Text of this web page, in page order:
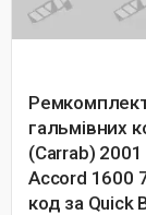
гальмівних
(Carrab)
Accord 1600
код за Quick